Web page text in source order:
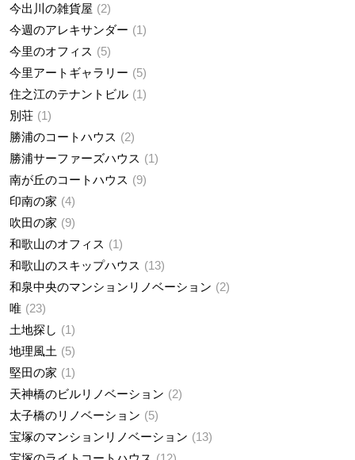
今出川の雑貨屋
2
今週のアレキサンダー
1
今里のオフィス
5
今里アートギャラリー
5
住之江のテナントビル
1
別荘
1
勝浦のコートハウス
2
勝浦サーファーズハウス
1
南が丘のコートハウス
9
印南の家
4
吹田の家
9
和歌山のオフィス
1
和歌山のスキップハウス
13
和泉中央のマンションリノベーション
2
唯
23
土地探し
1
地理風土
5
堅田の家
1
天神橋のビルリノベーション
2
太子橋のリノベーション
5
宝塚のマンションリノベーション
13